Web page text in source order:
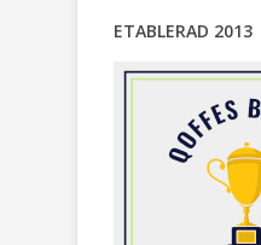
ETABLERAD 2013